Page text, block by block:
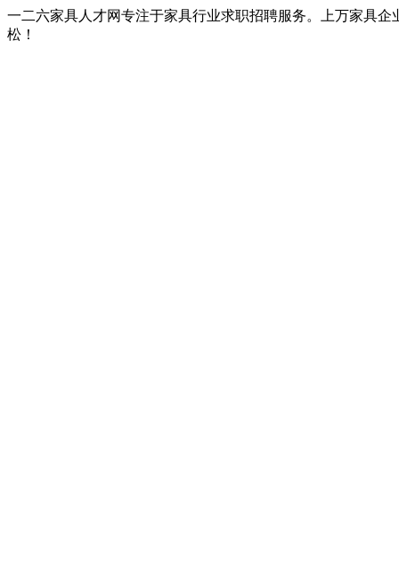
一二六家具人才网专注于家具行业求职招聘服务。上万家具
松！